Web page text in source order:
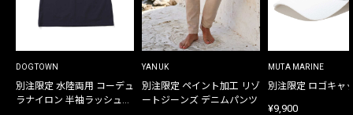
DOGTOWN
別注限定 水陸両用 コーデュ
ラナイロン 半袖ラッシュガ
YANUK
別注限定 ペイント加工 リゾ
ートジーンズ デニムパンツ
MUTA MARINE
別注限定 ロゴキャ
¥9,900